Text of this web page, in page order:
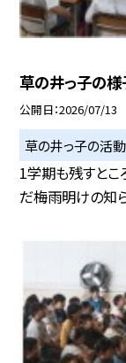
草の井っ子の
公開日 2026/07/13
草の井っ子の活動
1学期も残すとこ
だ梅雨明けの知